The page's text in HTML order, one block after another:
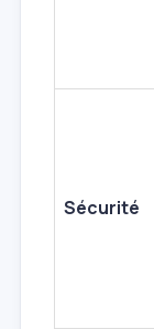
Sécurité